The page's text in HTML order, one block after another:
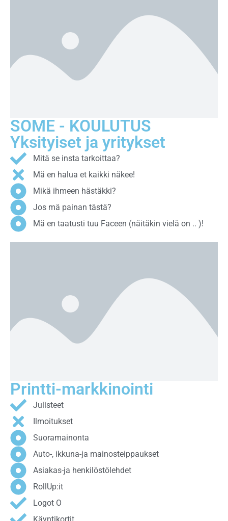
SOME - KOULUTUS
Yksityiset ja yritykset
Mitä se insta tarkoittaa?
Mä en halua et kaikki näkee!
Mikä ihmeen hästäkki?
Jos mä painan tästä?
Mä en taatusti tuu Faceen (näitäkin vielä on .. )!
Printti-markkinointi
Julisteet
Ilmoitukset
Suoramainonta
Auto-, ikkuna-ja mainosteippaukset
Asiakas-ja henkilöstölehdet
RollUp:it
Logot O